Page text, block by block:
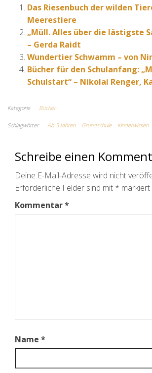
Das Riesenbuch der wilden
Meerestiere
„Müll. Alles über die lästigste
– Gerda Raidt
Wundertier Schwamm – von
Bücher für den Schulanfang:
Schulstart“ – Nikolai Renger,
Kategorie Bücher
Schlagwörter Ab 5 Jahren Grundschule Kinderwissen
Schreibe einen
Deine E-Mail-Adresse wird nicht
Erforderliche Felder sind mit * markiert
Kommentar*
Name *